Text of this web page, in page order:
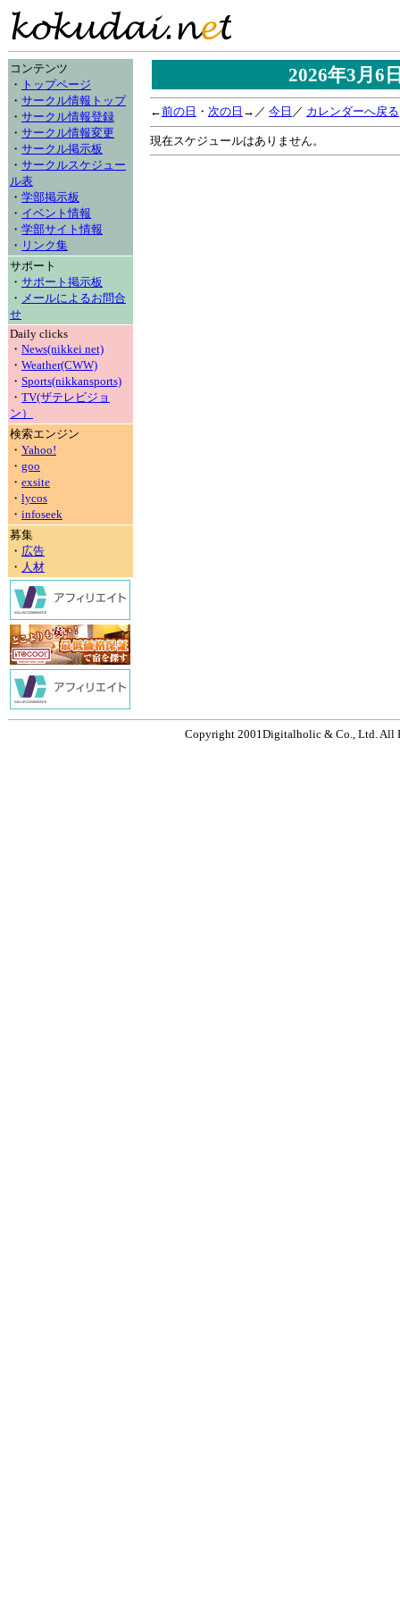
コンテンツ
・ トップページ
・ サークル情報トップ
・ サークル情報登録
・ サークル情報変更
・ サークル掲示板
・ サークルスケジュー
ル表
・ 学部掲示板
・ イベント情報
・ 学部サイト情報
・ リンク集
サポート
・ サポート掲示板
・ メールによるお問合
せ
Daily clicks
・ News(nikkei net)
・ Weather(CWW)
・ Sports(nikkansports)
・ TV(ザテレビジョ
ン）
検索エンジン
・ Yahoo!
・ goo
・ exsite
・ lycos
・ infoseek
募集
・ 広告
・ 人材
2026年3月
←前の日 ・ 次の日 →／ 今日 ／ カレンダーへ戻る
現在スケジュールはありません。
Copyright 2001Digitalholic & Co., Ltd. All